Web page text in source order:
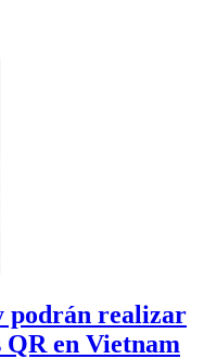
podrán realizar
QR en Vietnam